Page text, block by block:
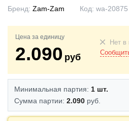
Бренд: Zam-Zam Код: wa-20875
Цена за единицу
2.090 руб
Нет в
Минимальная партия: 1 шт.
Сумма партии: 2.090 руб.